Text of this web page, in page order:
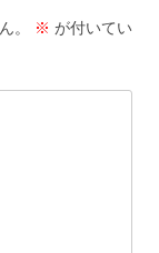
。 ※ が付いてい